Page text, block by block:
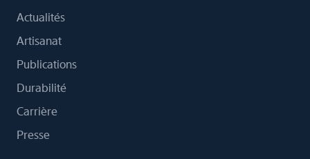
Actualités
Artisanat
Publications
Durabilité
Carrière
Presse